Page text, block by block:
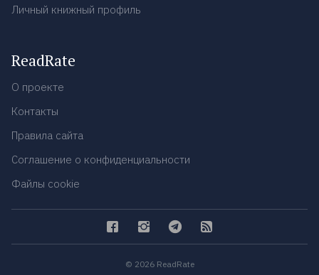
Личный книжный профиль
ReadRate
О проекте
Контакты
Правила сайта
Соглашение о конфиденциальности
Файлы cookie
© 2026 ReadRate